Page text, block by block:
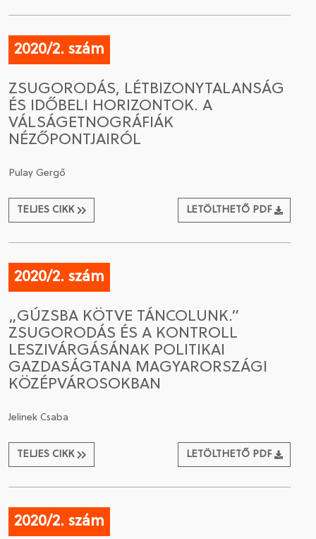
2020/2. szám
ZSUGORODÁS, LÉTBIZONYTALANSÁG
ÉS IDŐBELI HORIZONTOK. A
VÁLSÁGETNOGRÁFIÁK
NÉZŐPONTJAIRÓL
Pulay Gergő
TELJES CIKK LETÖLTHETŐ PDF
2020/2. szám
„GÚZSBA KÖTVE TÁNCOLUNK.”
ZSUGORODÁS ÉS A KONTROLL
LESZIVÁRGÁSÁNAK POLITIKAI
GAZDASÁGTANA MAGYARORSZÁGI
KÖZÉPVÁROSOKBAN
Jelinek Csaba
TELJES CIKK LETÖLTHETŐ PDF
2020/2. szám